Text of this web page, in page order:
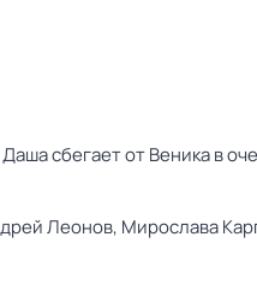
сбегает от Веника в
Леонов, Мирослава